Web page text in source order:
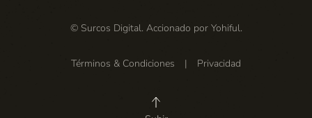
© Surcos Digital. Accionado por Yohiful.
Términos & Condiciones | Privacidad